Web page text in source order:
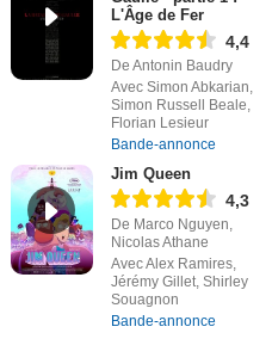
L'Âge de Fer
4,4
De Antonin Baudry
Avec Simon Abkarian,
Simon Russell Beale,
Florian Lesieur
Bande-annonce
Jim Queen
4,3
De Marco Nguyen,
Nicolas Athane
Avec Alex Ramires,
Jérémy Gillet, Shirley
Souagnon
Bande-annonce